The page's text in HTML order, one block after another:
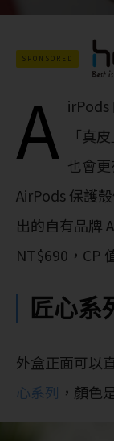
SPONSORED
A irPods
「真
也會
AirPods 保護
出的自有品牌
NT$690，CP
匠心系
外盒正面可以
心系列 ，顏色